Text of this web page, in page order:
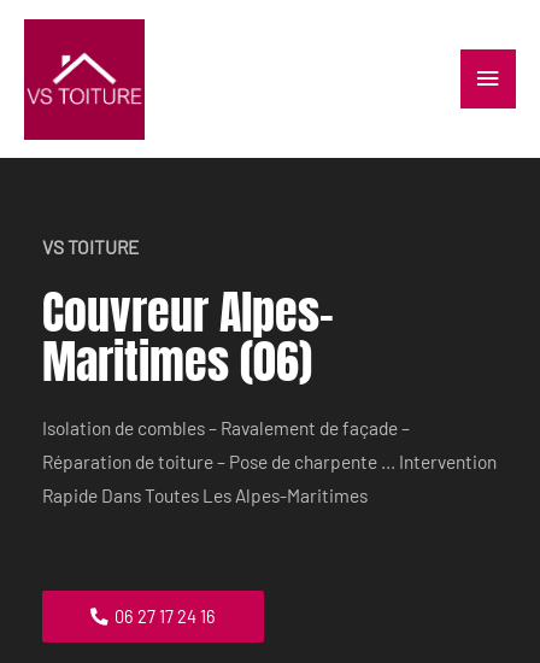
VS TOITURE
Couvreur Alpes-
Maritimes (06)
Isolation de combles – Ravalement de façade –
Réparation de toiture – Pose de charpente … Intervention
Rapide Dans Toutes Les Alpes-Maritimes
06 27 17 24 16